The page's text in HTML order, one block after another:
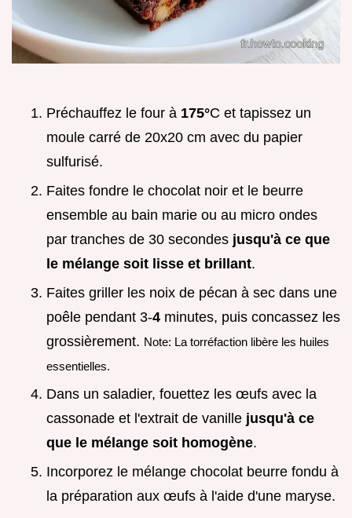
Préchauffez le four à 175°C et tapissez un
moule carré de 20x20 cm avec du papier
sulfurisé.
Faites fondre le chocolat noir et le beurre
ensemble au bain marie ou au micro ondes
par tranches de 30 secondes jusqu'à ce que
le mélange soit lisse et brillant.
Faites griller les noix de pécan à sec dans une
poêle pendant 3-4 minutes, puis concassez les
grossièrement. Note: La torréfaction libère les huiles
essentielles.
Dans un saladier, fouettez les œufs avec la
cassonade et l'extrait de vanille jusqu'à ce
que le mélange soit homogène.
Incorporez le mélange chocolat beurre fondu à
la préparation aux œufs à l'aide d'une maryse.